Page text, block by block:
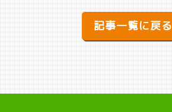
記事一覧に戻る